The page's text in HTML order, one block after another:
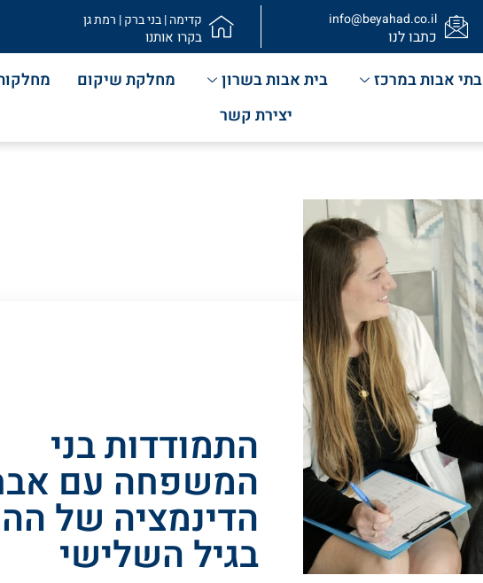
info@beyahad.co.il
כתבו לנו
קדימה | בני ברק | רמת גן
בקרו אותנו
בתי אבות במרכז בית אבות בשרון מחלקת שיקום
יצירת קשר
התמודדות בני
המשפחה עם
הדינמציה של
בגיל השלישי